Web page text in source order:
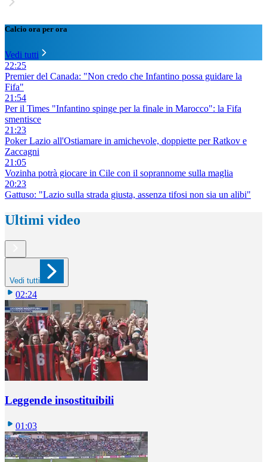
Calcio ora per ora
Vedi tutti
22:25
Premier del Canada: "Non credo che Infantino possa guidare la
Fifa"
21:54
Per il Times "Infantino spinge per la finale in Marocco": la Fifa
smentisce
21:23
Poker Lazio all'Ostiamare in amichevole, doppiette per Ratkov e
Zaccagni
21:05
Vozinha potrà giocare in Cile con il soprannome sulla maglia
20:23
Gattuso: "Lazio sulla strada giusta, assenza tifosi non sia un alibi"
Ultimi video
Vedi tutti
02:24
Leggende insostituibili
01:03